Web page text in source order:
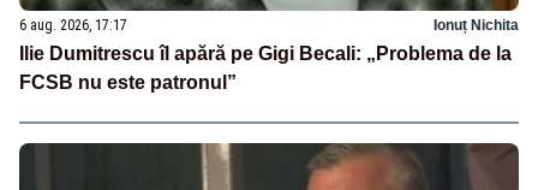
6 aug. 2026, 17:17 Ionuț Nichita
Ilie Dumitrescu îl apără pe Gigi Becali: „Problema de la
FCSB nu este patronul”